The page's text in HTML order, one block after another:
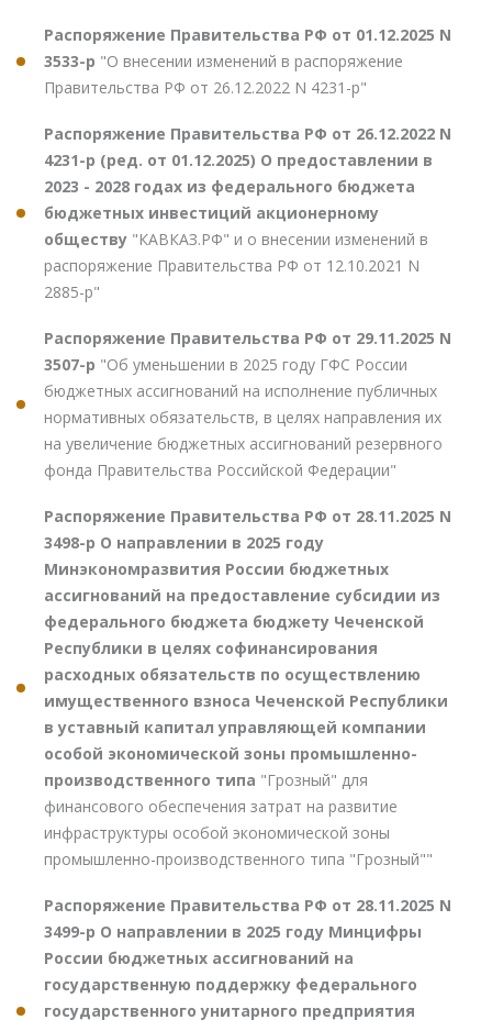
Распоряжение Правительства РФ от 01.12.2025 N
3533-р "О внесении изменений в распоряжение
Правительства РФ от 26.12.2022 N 4231-р"
Распоряжение Правительства РФ от 26.12.2022 N
4231-р (ред. от 01.12.2025) О предоставлении в
2023 - 2028 годах из федерального бюджета
бюджетных инвестиций акционерному
обществу "КАВКАЗ.РФ" и о внесении изменений в
распоряжение Правительства РФ от 12.10.2021 N
2885-р"
Распоряжение Правительства РФ от 29.11.2025 N
3507-р "Об уменьшении в 2025 году ГФС России
бюджетных ассигнований на исполнение публичных
нормативных обязательств, в целях направления их
на увеличение бюджетных ассигнований резервного
фонда Правительства Российской Федерации"
Распоряжение Правительства РФ от 28.11.2025 N
3498-р О направлении в 2025 году
Минэкономразвития России бюджетных
ассигнований на предоставление субсидии из
федерального бюджета бюджету Чеченской
Республики в целях софинансирования
расходных обязательств по осуществлению
имущественного взноса Чеченской Республики
в уставный капитал управляющей компании
особой экономической зоны промышленно-
производственного типа "Грозный" для
финансового обеспечения затрат на развитие
инфраструктуры особой экономической зоны
промышленно-производственного типа "Грозный""
Распоряжение Правительства РФ от 28.11.2025 N
3499-р О направлении в 2025 году Минцифры
России бюджетных ассигнований на
государственную поддержку федерального
государственного унитарного предприятия